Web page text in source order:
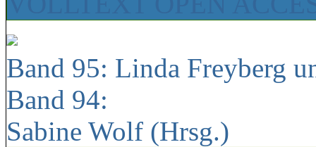
Band 95: Linda Freyberg
Band 94:
Sabine Wolf (Hrsg.)